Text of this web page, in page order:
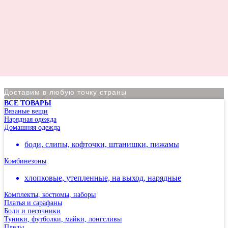
Доставим в любую точку страны
По Москве курьер в день оформления заказа
Вы на сайте Московского филиала
-5% на первый заказ (товар на скидках не участвует в
м.Чертановская.
ВСЕ ТОВАРЫ
Вязаные вещи
Нарядная одежда
Домашняя одежда
боди, слипы, кофточки, штанишки, пижамы
Комбинезоны
хлопковые, утепленные, на выход, нарядные
Комплекты, костюмы, наборы
Платья и сарафаны
Боди и песочники
Туники, футболки, майки, лонгсливы